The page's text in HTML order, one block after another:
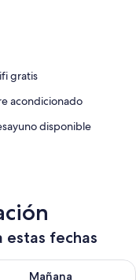
gratis
acondicionado
disponible
estas fechas
ago 8 - ago 9
Mañana
la disponibilidad